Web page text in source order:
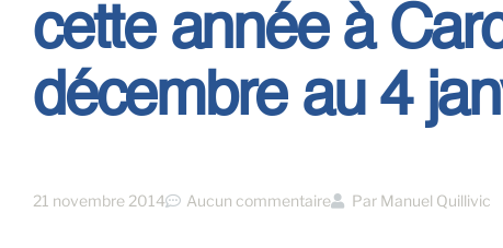
cette année à
décembre au 4
21 novembre 2014 Aucun commentaire Par Manuel Quillivic